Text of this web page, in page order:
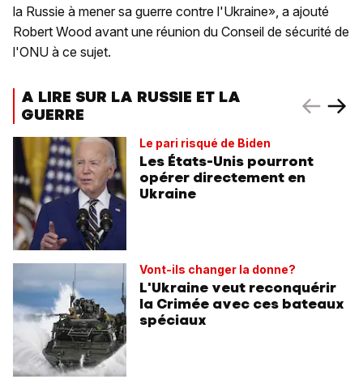
la Russie à mener sa guerre contre l'Ukraine», a ajouté
Robert Wood avant une réunion du Conseil de sécurité de
l'ONU à ce sujet.
A LIRE SUR LA RUSSIE ET LA
GUERRE
Le pari risqué de Biden
Les États-Unis pourront
opérer directement en
Ukraine
Vont-ils changer la donne?
L'Ukraine veut reconquérir
la Crimée avec ces bateaux
spéciaux